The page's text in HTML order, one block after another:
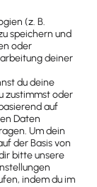
wenn kein...
kein F...